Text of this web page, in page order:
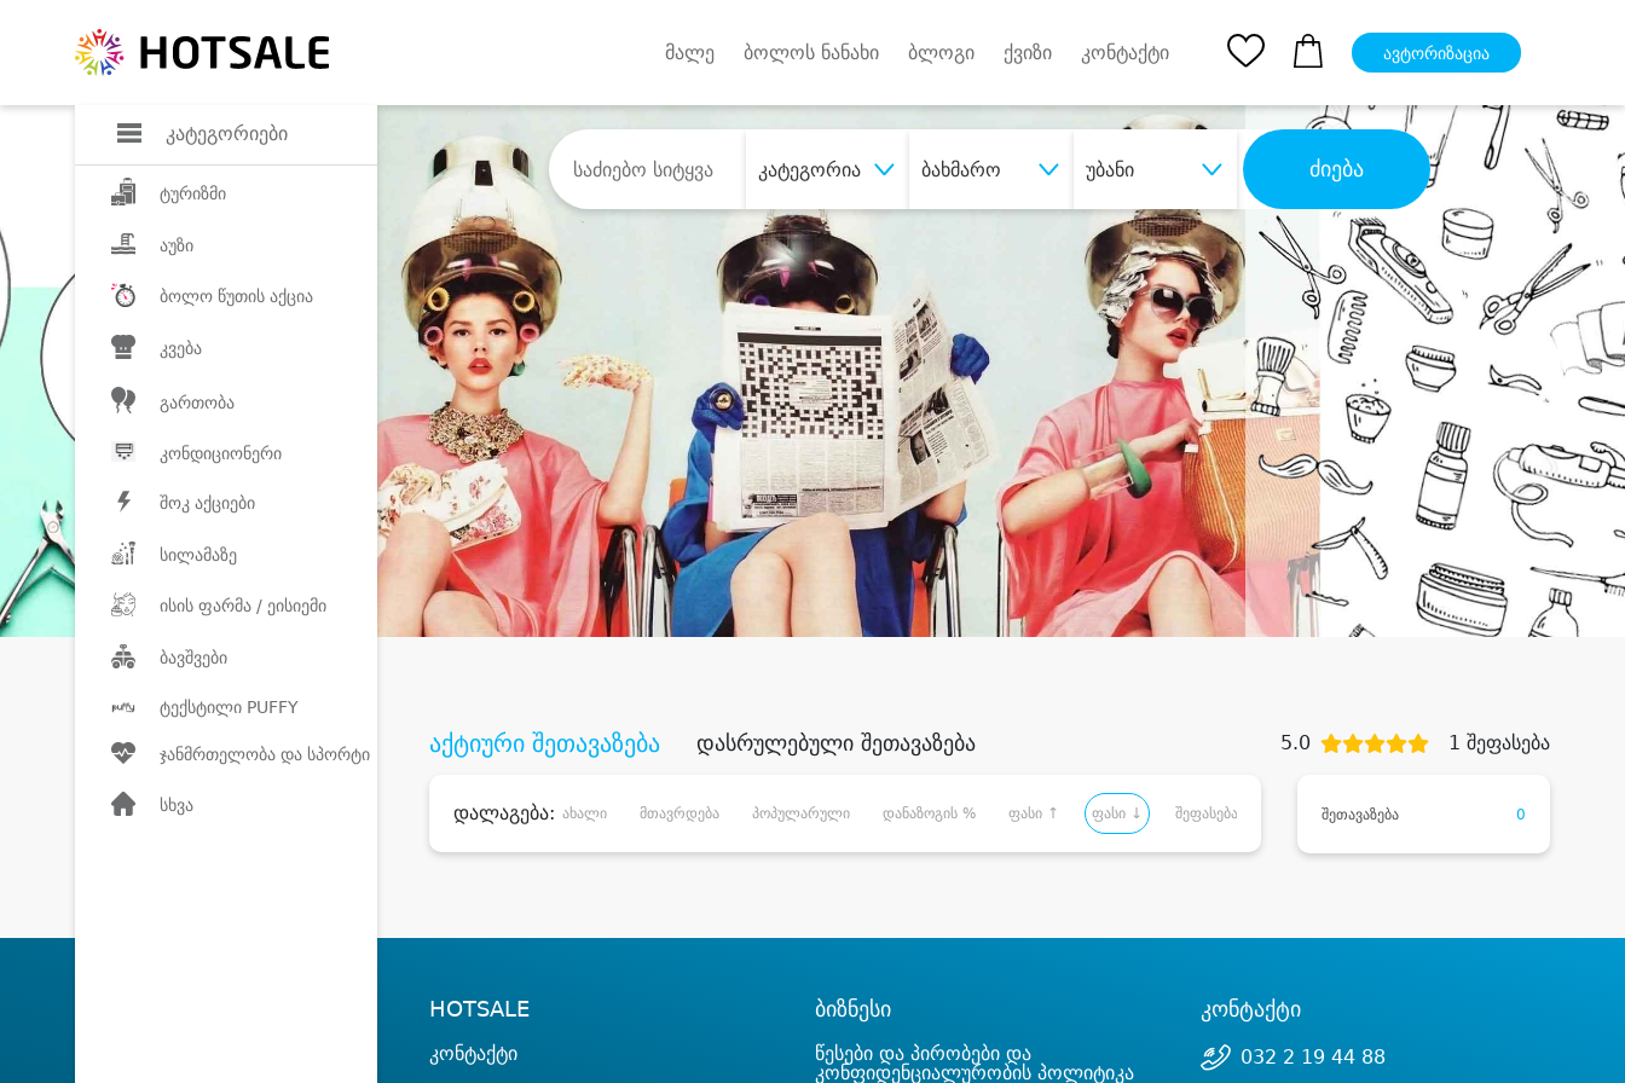
კატეგორიები
ტურიზმი
აუზი
ბოლო წუთის აქცია
კვება
გართობა
კონდიციონერი
შოკ აქციები
სილამაზე
ისის ფარმა / ეისიემი
ბავშვები
ტექსტილი PUFFY
ჯანმრთელობა და სპორტი
სხვა
მალე ბოლოს ნანახი ბლოგი ქვიზი კონტაქტი ავტორიზაცია
კატეგორია ბახმარო უბანი ძიება
შეიძინე სასურველი მომსახურებადიდი დანაზოგით
აქტიური შეთავაზება დასრულებული შეთავაზება 5.0 1 შეფასება
დალაგება: ახალი მთავრდება პოპულარული დანაზოგის % ფასი ↑ ფასი ↓ შეფასება შეთავაზება 0
HOTSALE
კონტაქტი
ბიზნესი
წესები და პირობები და
კონფიდენციალურობის პოლიტიკა
კონტაქტი
032 2 19 44 88